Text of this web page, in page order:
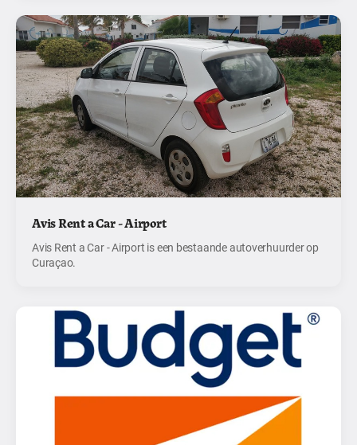
Avis Rent a Car - Airport
Avis Rent a Car - Airport is een bestaande autoverhuurder op
Curaçao.